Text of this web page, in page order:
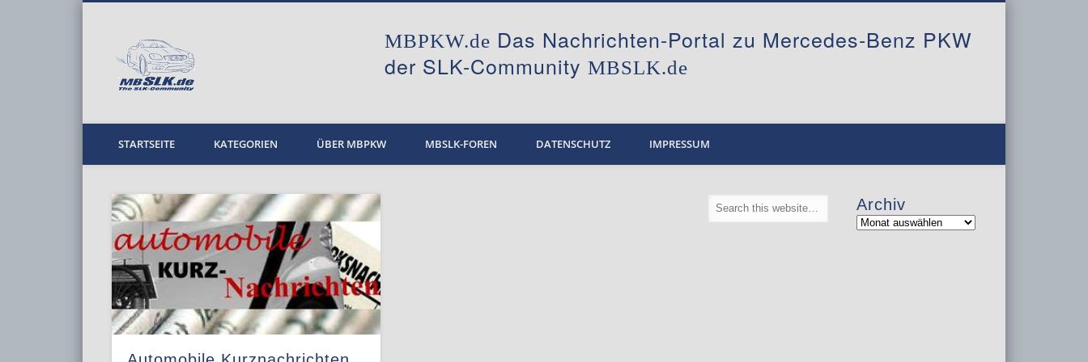
MBPKW
MBPKW.de Das Nachrichten-Portal zu Mercedes-Benz PKW
der SLK-CommunityMBSLK.de
STARTSEITE KATEGORIEN ÜBER MBPKW MBSLK-FOREN DATENSCHUTZ IMPRESSUM
Archiv
Archiv